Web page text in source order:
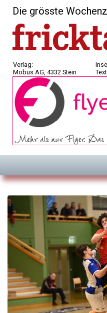
Die grösste
Verlag:
Mobus AG, 4332 Stein